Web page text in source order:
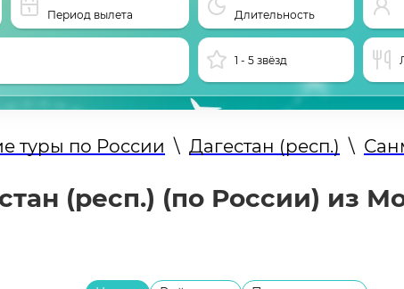
Период вылета Длительность
1 - 5 звёзд
туры по России \ Дагестан (респ.) \
(респ.) (по России) из